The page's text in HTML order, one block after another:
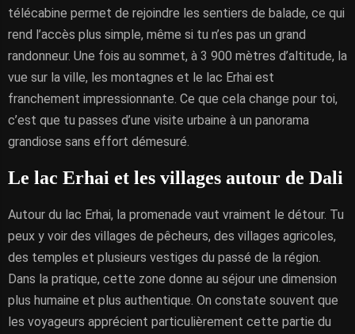
télécabine permet de rejoindre les sentiers de balade, ce qui
rend l’accès plus simple, même si tu n’es pas un grand
randonneur. Une fois au sommet, à 3 900 mètres d’altitude, la
vue sur la ville, les montagnes et le lac Erhai est
franchement impressionnante. Ce que cela change pour toi,
c’est que tu passes d’une visite urbaine à un panorama
grandiose sans effort démesuré.
Le lac Erhai et les villages autour de Dali
Autour du lac Erhai, la promenade vaut vraiment le détour. Tu
peux y voir des villages de pêcheurs, des villages agricoles,
des temples et plusieurs vestiges du passé de la région.
Dans la pratique, cette zone donne au séjour une dimension
plus humaine et plus authentique. On constate souvent que
les voyageurs apprécient particulièrement cette partie du